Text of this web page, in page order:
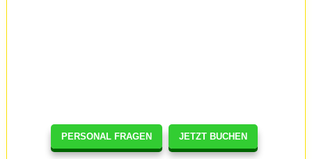
PERSONAL FRAGEN JETZT BUCHEN